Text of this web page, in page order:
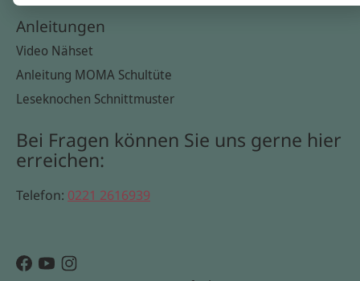
Anleitungen
Video Nähset
Anleitung MOMA Schultüte
Leseknochen Schnittmuster
Bei Fragen können Sie uns gerne hier
erreichen:
Telefon: 0221 2616939